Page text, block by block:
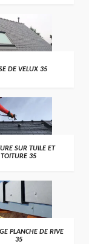
DE VELUX 35
SUR TUILE ET
TOITURE 35
PLANCHE DE RIVE
35